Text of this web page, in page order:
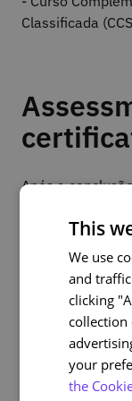
Classificada
Após a
certificado de
responder a
módulo e obter
respostas
O curso
preenchimento
restantes
This
We use
and
clicking
your
the